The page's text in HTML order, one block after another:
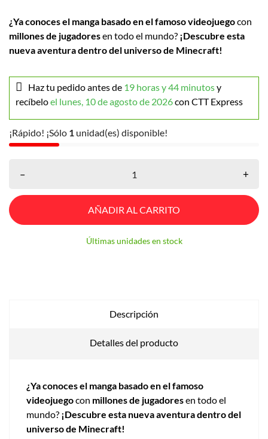
¿Ya conoces el manga basado en el famoso videojuegocon
millones de jugadoresen todo el mundo? ¡Descubre esta
nueva aventura dentro del universo de Minecraft!
Haz tu pedido antes de 19 horas y 44 minutosy
recíbeloel lunes, 10 de agosto de 2026con CTT Express
¡Rápido! ¡Sólo 1 unidad(es) disponible!
– +
AÑADIR AL CARRITO
Últimas unidades en stock
Descripción
Detalles del producto
¿Ya conoces el manga basado en el famoso
videojuegocon millones de jugadoresen todo el
mundo? ¡Descubre esta nueva aventura dentro del
universo de Minecraft!